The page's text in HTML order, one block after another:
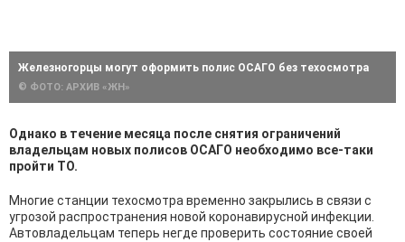
Железногорцы могут оформить полис ОСАГО без техосмотра
© ФОТО: АРХИВ «ЖН»
Однако в течение месяца после снятия ограничений
владельцам новых полисов ОСАГО необходимо все-таки
пройти ТО.
Многие станции техосмотра временно закрылись в связи с
угрозой распространения новой коронавирусной инфекции.
Автовладельцам теперь негде проверить состояние своей